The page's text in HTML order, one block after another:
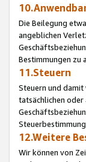
Die Beilegung
angeblichen
Bestimmungen zu
11.Steuern
Steuern und
tatsächlichen oder
12.Weitere
Wir können von